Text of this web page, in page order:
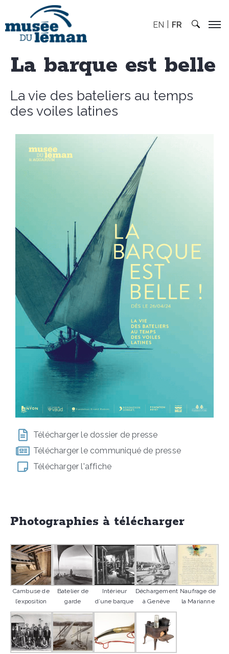
FR
EN
La barque est belle
La vie des bateliers au temps
des voiles latines
Télécharger le dossier de presse
Télécharger le communiqué de presse
Télécharger l'affiche
Photographies à télécharger
Cambuse de
l’exposition
Batelier de
garde
Intérieur
d’une barque
Déchargement
à Genève
Naufrage de
la Marianne